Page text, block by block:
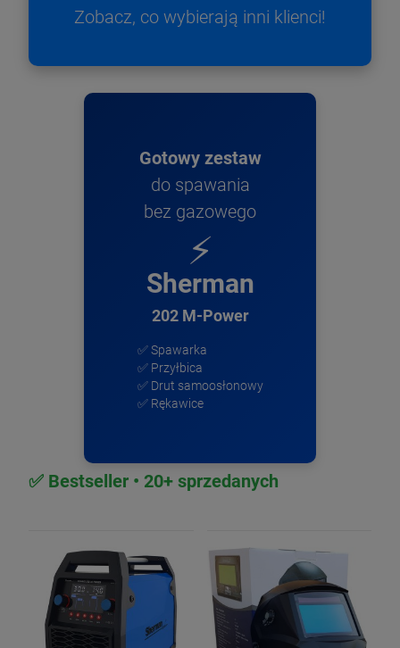
Zobacz, co wybierają inni klienci!
Gotowy zestaw
do spawania
bez gazowego
⚡
Sherman
202 M-Power
✅ Spawarka
✅ Przyłbica
✅ Drut samoosłonowy
✅ Rękawice
✅ Bestseller • 20+ sprzedanych